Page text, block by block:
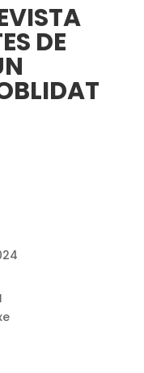
DE